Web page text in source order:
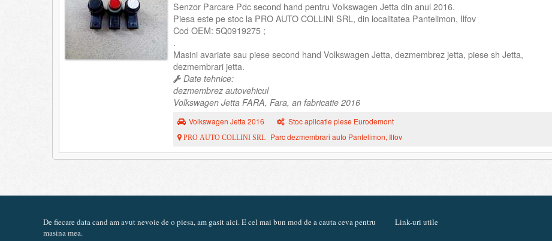
Senzor Parcare Pdc second hand pentru Volkswagen Jetta din anul 2016.
Piesa este pe stoc la PRO AUTO COLLINI SRL, din localitatea Pantelimon, Ilfov
Cod OEM: 5Q0919275 ;
.
Masini avariate sau piese second hand Volkswagen Jetta, dezmembrez jetta, piese sh Jetta,
dezmembrari jetta.
Date tehnice:
dezmembrez autovehicul
Volkswagen Jetta FARA, Fara, an fabricatie 2016
Volkswagen Jetta 2016 Stoc aplicatie piese Eurodemont
PRO AUTO COLLINI SRL Parc dezmembrari auto Pantelimon, Ilfov
De fiecare data cand am avut nevoie de o piesa, am gasit aici. E cel mai bun mod de a cauta ceva pentru
masina mea.
Link-uri utile